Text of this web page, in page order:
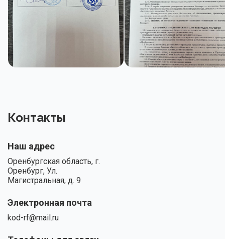
Контакты
Наш адрес
Оренбургская область, г.
Оренбург, Ул.
Магистральная, д. 9
Электронная почта
kod-rf@mail.ru